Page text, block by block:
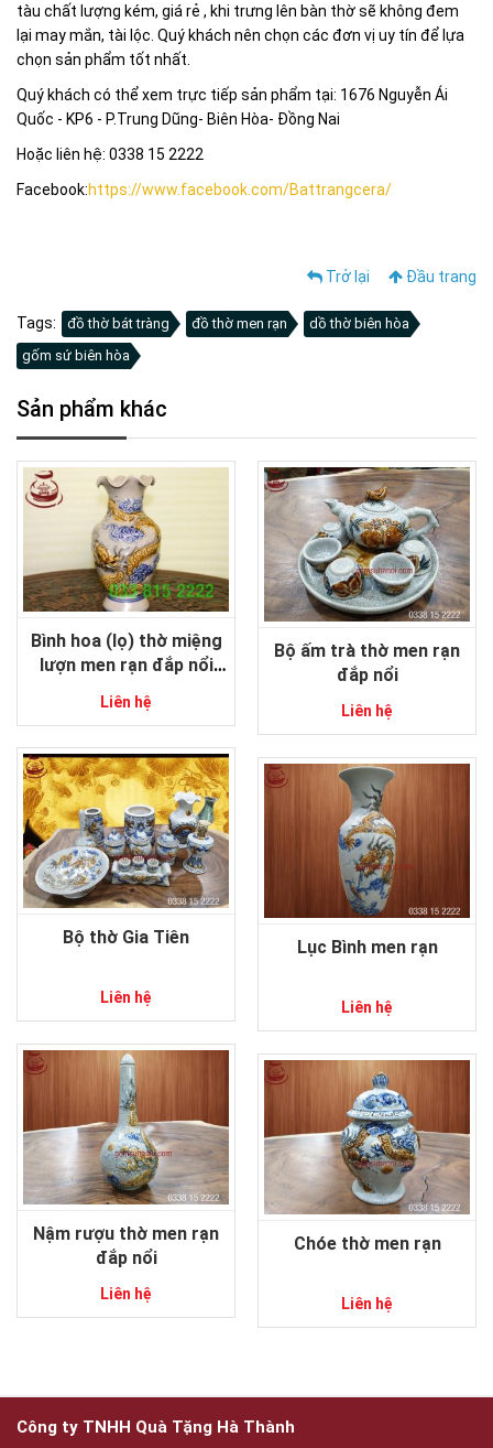
tàu chất lượng kém, giá rẻ , khi trưng lên bàn thờ sẽ không đem
lại may mắn, tài lộc. Quý khách nên chọn các đơn vị uy tín để lựa
chọn sản phẩm tốt nhất.
Quý khách có thể xem trực tiếp sản phẩm tại: 1676 Nguyễn Ái
Quốc - KP6 - P.Trung Dũng- Biên Hòa- Đồng Nai
Hoặc liên hệ: 0338 15 2222
Facebook:https://www.facebook.com/Battrangcera/
Trở lại Đầu trang
Tags: đồ thờ bát tràng đồ thờ men rạn
dồ thờ biên hòa
gốm sứ biên hòa
Sản phẩm khác
Bình hoa (lọ) thờ miệng
lượn men rạn đắp nổi
cao cấp
Liên hệ
Bộ ấm trà thờ men rạn
đắp nổi
Liên hệ
Bộ thờ Gia Tiên
Liên hệ
Lục Bình men rạn
Liên hệ
Nậm rượu thờ men rạn
đắp nổi
Liên hệ
Chóe thờ men rạn
Liên hệ
Công ty TNHH Quà Tặng Hà Thành